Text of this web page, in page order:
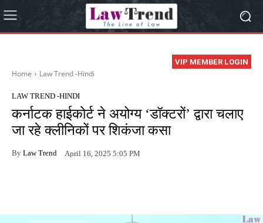
VIP MEMBER LOGIN
Home Law Trend -Hindi
LAW TREND -HINDI
कर्नाटक हाईकोर्ट ने अयोग्य ‘डॉक्टरों’ द्वारा चलाए
जा रहे क्लीनिकों पर शिकंजा कसा
By Law Trend April 16, 2025 5:05 PM